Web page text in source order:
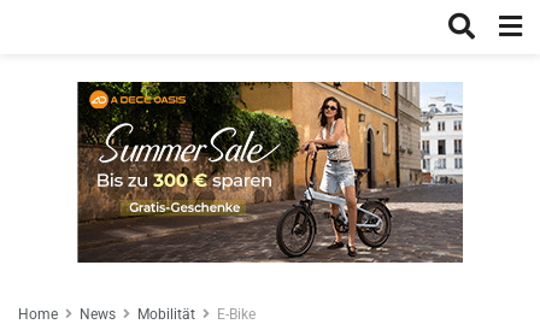
Home News Mobilität E-Bike